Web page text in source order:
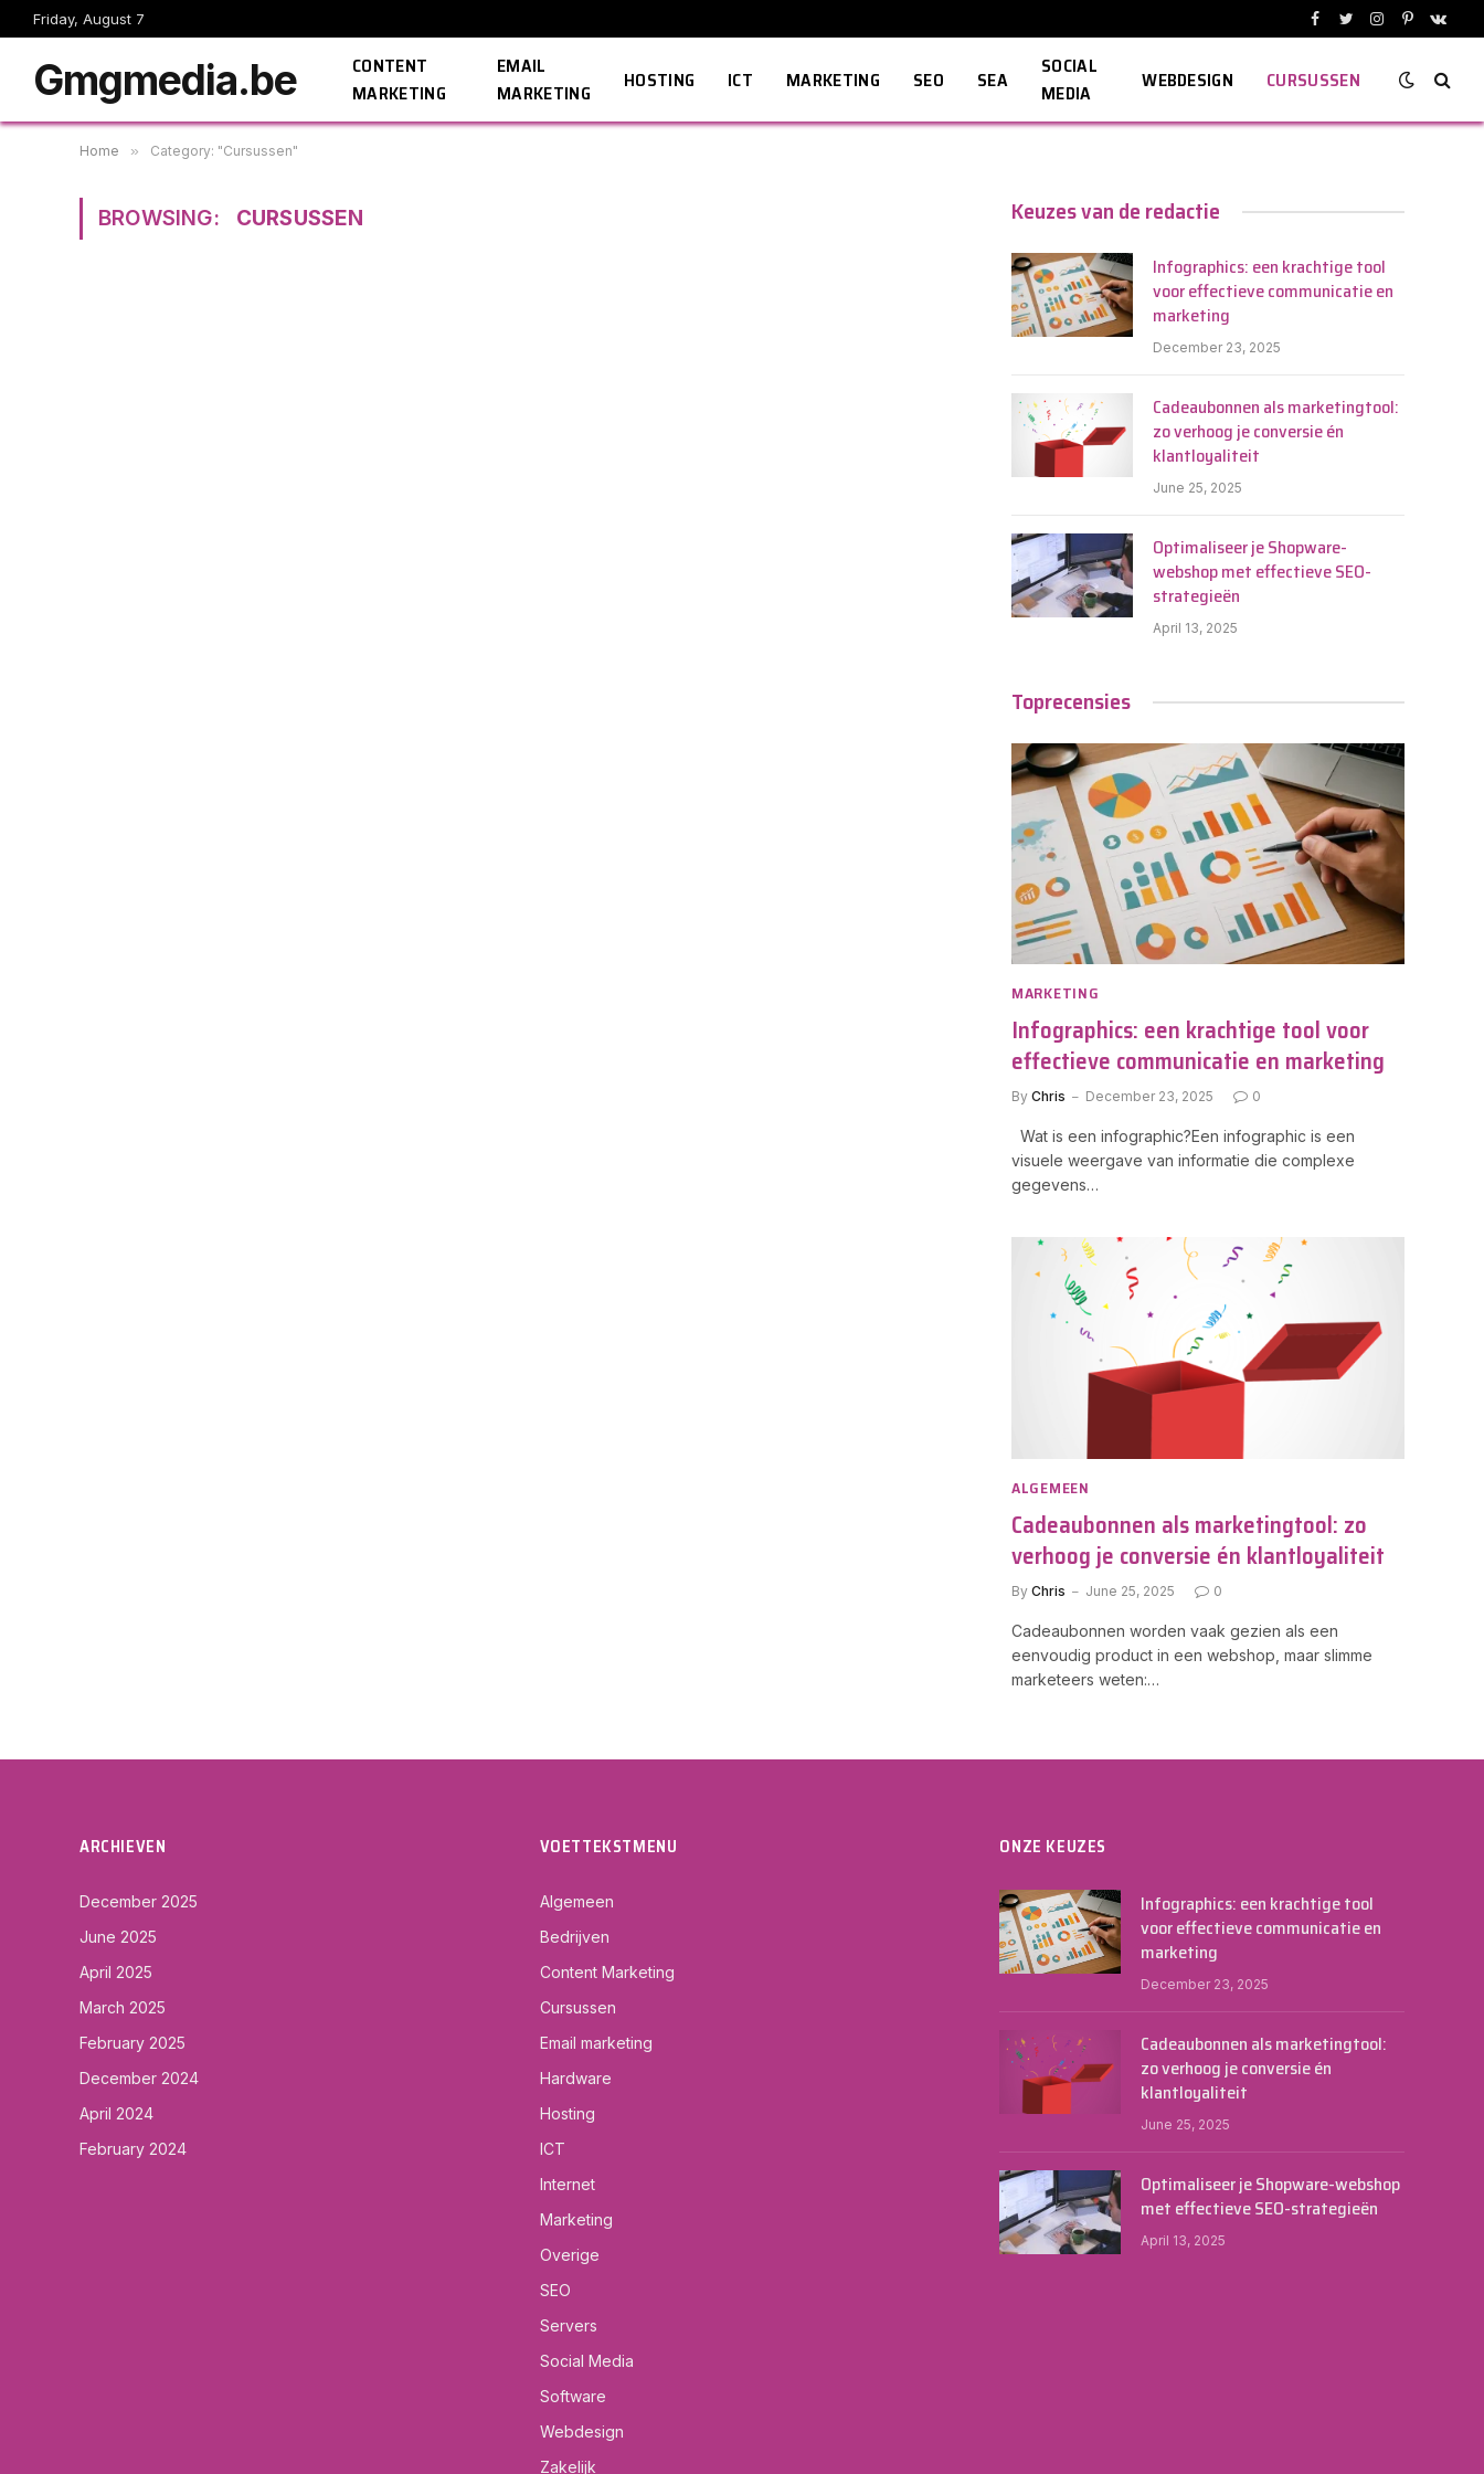
Friday, August 7
Facebook
TwitterInstagram
Pinterest
Gmgmedia.be
CONTENT
MARKETING
EMAIL
MARKETING
HOSTING ICT MARKETING SEO SEA
SOCIAL
MEDIA
WEBDESIGN CURSUSSEN
Home » Category: "Cursussen"
BROWSING: CURSUSSEN Keuzes van de redactie
Infographics: een krachtige tool
voor effectieve communicatie en
marketing
December 23, 2025
Cadeaubonnen als marketingtool:
zo verhoog je conversie én
klantloyaliteit
June 25, 2025
Optimaliseer je Shopware-
webshop met effectieve SEO-
strategieën
April 13, 2025
Toprecensies
MARKETING
Infographics: een krachtige tool voor
effectieve communicatie en marketing
By Chris December 23, 2025 0
Wat is een infographic?Een infographic is een
visuele weergave van informatie die complexe
gegevens…
ALGEMEEN
Cadeaubonnen als marketingtool: zo
verhoog je conversie én klantloyaliteit
By Chris June 25, 2025 0
Cadeaubonnen worden vaak gezien als een
eenvoudig product in een webshop, maar slimme
marketeers weten:…
ARCHIEVEN
December 2025
June 2025
April 2025
March 2025
February 2025
December 2024
April 2024
February 2024
VOETTEKSTMENU
Algemeen
Bedrijven
Content Marketing
Cursussen
Email marketing
Hardware
Hosting
ICT
Internet
Marketing
Overige
SEO
Servers
Social Media
Software
Webdesign
Zakelijk
ONZE KEUZES
Infographics: een krachtige tool
voor effectieve communicatie en
marketing
December 23, 2025
Cadeaubonnen als marketingtool:
zo verhoog je conversie én
klantloyaliteit
June 25, 2025
Optimaliseer je Shopware-webshop
met effectieve SEO-strategieën
April 13, 2025